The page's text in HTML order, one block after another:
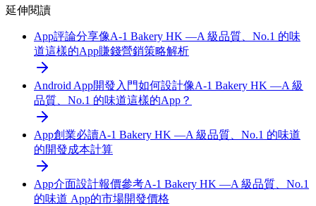
延伸閱讀
App評論分享像A-1 Bakery HK —A 級品質、No.1 的味
道這樣的App賺錢營銷策略解析
Android App開發入門如何設計像A-1 Bakery HK —A 級
品質、No.1 的味道這樣的App？
App創業必讀A-1 Bakery HK —A 級品質、No.1 的味道
的開發成本計算
App介面設計報價參考A-1 Bakery HK —A 級品質、No.1
的味道 App的市場開發價格